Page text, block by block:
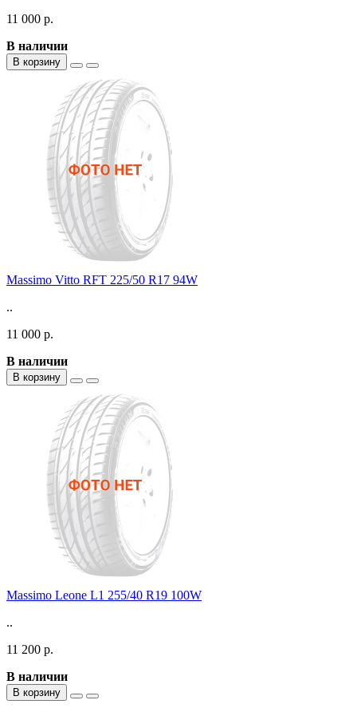
11 000 р.
В наличии
В корзину
Massimo Vitto RFT 225/50 R17 94W
..
11 000 р.
В наличии
В корзину
Massimo Leone L1 255/40 R19 100W
..
11 200 р.
В наличии
В корзину